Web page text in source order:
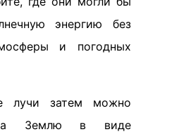
энергию без
и погодных
лучи затем можно
на Землю в виде